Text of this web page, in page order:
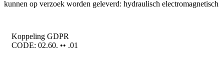
kunnen op verzoek worden geleverd: hydraulisch electromagnetisch
Koppeling GDPR
CODE: 02.60. •• .01